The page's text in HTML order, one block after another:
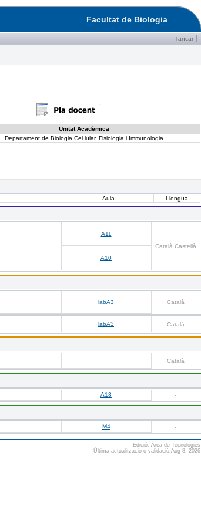
Facultat de Biologia
Tancar
Unitat Acadèmica
Departament de Biologia Cel·lular, Fisiologia i Immunologia
Aula Llengua
A11
A10
Català Castellà
labA3 Català
labA3 Català
Català
A13 -
M4 -
Edició: Àrea de Tecnologies
Última actualització o validació:Aug 8, 2026